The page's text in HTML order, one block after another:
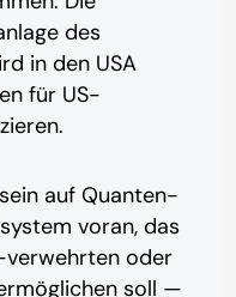
des
in den USA
für US-
auf Quanten-
voran, das
verwehrten oder
soll —